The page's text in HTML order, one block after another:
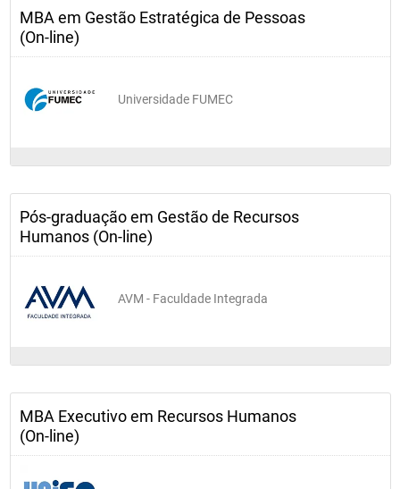
MBA em Gestão Estratégica de Pessoas
(On-line)
Universidade FUMEC
Pós-graduação em Gestão de Recursos
Humanos (On-line)
AVM - Faculdade Integrada
MBA Executivo em Recursos Humanos
(On-line)